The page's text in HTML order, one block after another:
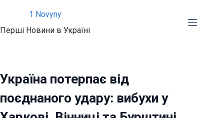
вмісту
1 Novyny
Перші Новини в Україні
Україна потерпає від
поєднаного удару: вибухи у